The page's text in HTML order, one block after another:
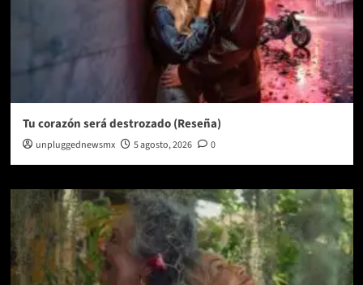
Tu corazón será destrozado (Reseña)
unpluggednewsmx 5 agosto, 2026 0